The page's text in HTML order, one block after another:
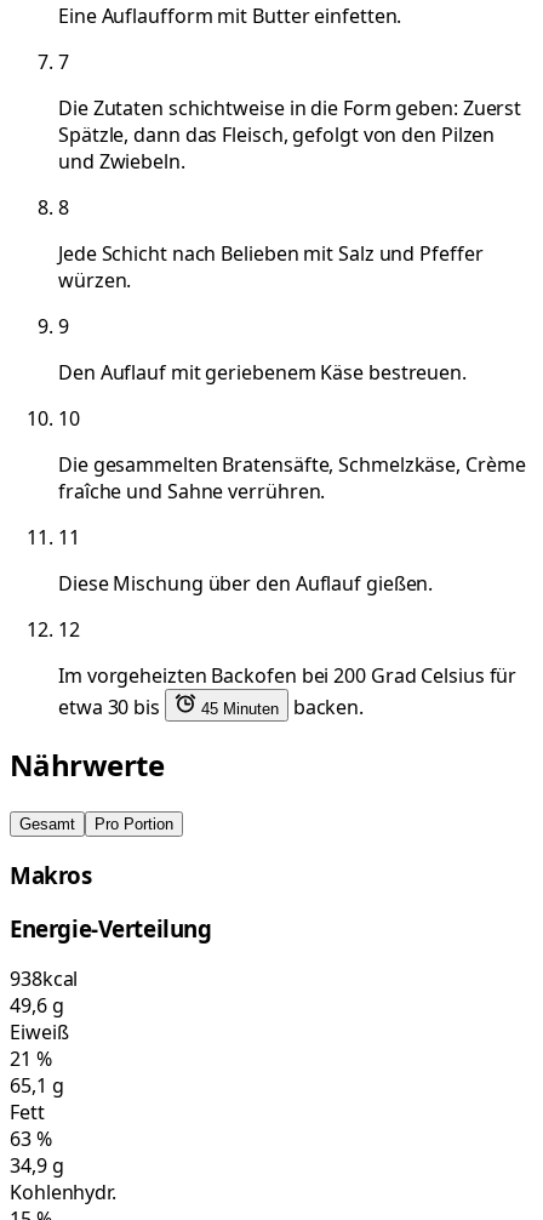
Eine Auflaufform mit Butter einfetten.
7
Die Zutaten schichtweise in die Form geben: Zuerst
Spätzle, dann das Fleisch, gefolgt von den Pilzen
und Zwiebeln.
8
Jede Schicht nach Belieben mit Salz und Pfeffer
würzen.
9
Den Auflauf mit geriebenem Käse bestreuen.
10
Die gesammelten Bratensäfte, Schmelzkäse, Crème
fraîche und Sahne verrühren.
11
Diese Mischung über den Auflauf gießen.
12
Im vorgeheizten Backofen bei 200 Grad Celsius für
etwa 30 bis
45 Minuten backen.
Nährwerte
Gesamt Pro Portion
Makros
Energie-Verteilung
938kcal
49,6g
Eiweiß
21 %
65,1 g
Fett
63%
34,9g
Kohlenhydr.